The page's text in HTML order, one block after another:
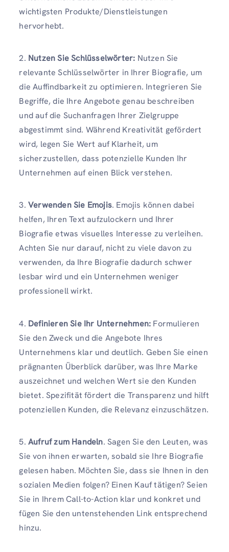
wichtigsten Produkte/Dienstleistungen
hervorhebt.
2. Nutzen Sie Schlüsselwörter: Nutzen Sie
relevante Schlüsselwörter in Ihrer Biografie, um
die Auffindbarkeit zu optimieren. Integrieren Sie
Begriffe, die Ihre Angebote genau beschreiben
und auf die Suchanfragen Ihrer Zielgruppe
abgestimmt sind. Während Kreativität gefördert
wird, legen Sie Wert auf Klarheit, um
sicherzustellen, dass potenzielle Kunden Ihr
Unternehmen auf einen Blick verstehen.
3. Verwenden Sie Emojis. Emojis können dabei
helfen, Ihren Text aufzulockern und Ihrer
Biografie etwas visuelles Interesse zu verleihen.
Achten Sie nur darauf, nicht zu viele davon zu
verwenden, da Ihre Biografie dadurch schwer
lesbar wird und ein Unternehmen weniger
professionell wirkt.
4. Definieren Sie Ihr Unternehmen: Formulieren
Sie den Zweck und die Angebote Ihres
Unternehmens klar und deutlich. Geben Sie einen
prägnanten Überblick darüber, was Ihre Marke
auszeichnet und welchen Wert sie den Kunden
bietet. Spezifität fördert die Transparenz und hilft
potenziellen Kunden, die Relevanz einzuschätzen.
5. Aufruf zum Handeln. Sagen Sie den Leuten, was
Sie von ihnen erwarten, sobald sie Ihre Biografie
gelesen haben. Möchten Sie, dass sie Ihnen in den
sozialen Medien folgen? Einen Kauf tätigen? Seien
Sie in Ihrem Call-to-Action klar und konkret und
fügen Sie den untenstehenden Link entsprechend
hinzu.